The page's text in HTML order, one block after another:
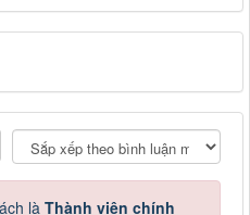
là Thành viên chính